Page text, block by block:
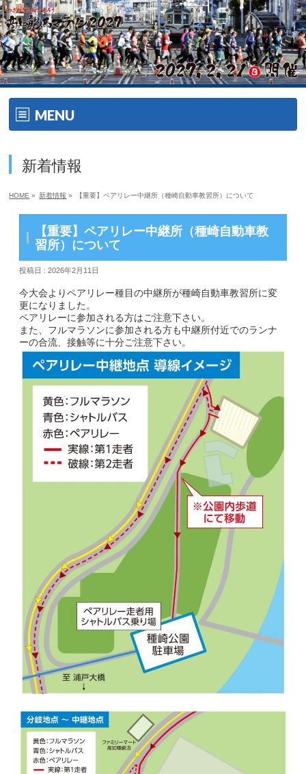
MENU
大会の特徴
ゲスト・ゲストランナー
エイドメニュー
副賞・特別賞・参加賞
大会データ
エントリー
コース&アクセス
コース（給水、関門等）
お問い合わせ
English
新着情報
HOME » 新着情報 » 【重要】ペアリレー中継所（種崎自動車教習所）について
【重要】ペアリレー中継所（種崎自動車教
習所）について
投稿日 : 2026年2月11日
今大会よりペアリレー種目の中継所が種崎自動車教習所に変
更になりました。
ペアリレーに参加される方はご注意下さい。
また、フルマラソンに参加される方も中継所付近でのランナ
ーの合流、接触等に十分ご注意下さい。